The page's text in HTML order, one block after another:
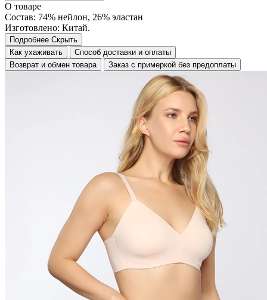
О товаре
Состав: 74% нейлон, 26% эластан
Изготовлено: Китай.
Подробнее Скрыть
Как ухаживать
Способ доставки и оплаты
Возврат и обмен товара
Заказ с примеркой без предоплаты